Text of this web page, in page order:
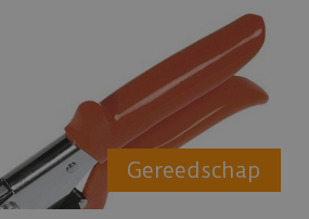
Gereedschap